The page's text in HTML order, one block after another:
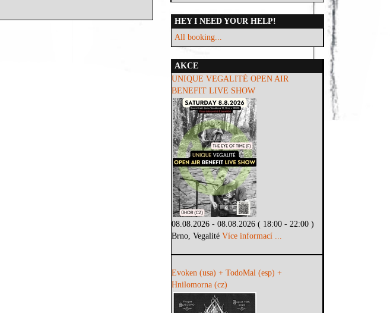
HEY I NEED YOUR HELP!
All booking...
AKCE
UNIQUE VEGALITÉ OPEN AIR
BENEFIT LIVE SHOW
08.08.2026 - 08.08.2026 ( 18:00 - 22:00 )
Brno, VegalitéVíce informací ...
Evoken (usa) + TodoMal (esp) +
Hnilomorna (cz)